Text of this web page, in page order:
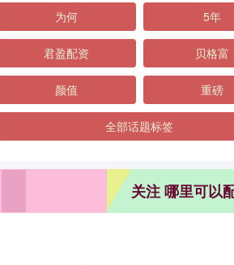
为何 5年
君盈配资 贝格富
颜值 重磅
全部话题标签
关注 哪里可以